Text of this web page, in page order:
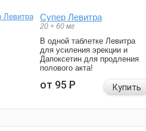
Супер Левитра
20 + 60 мг
В одной таблетке Левитра
для усиления эрекции и
Дапоксетин для продления
полового акта!
от 95Р Купить